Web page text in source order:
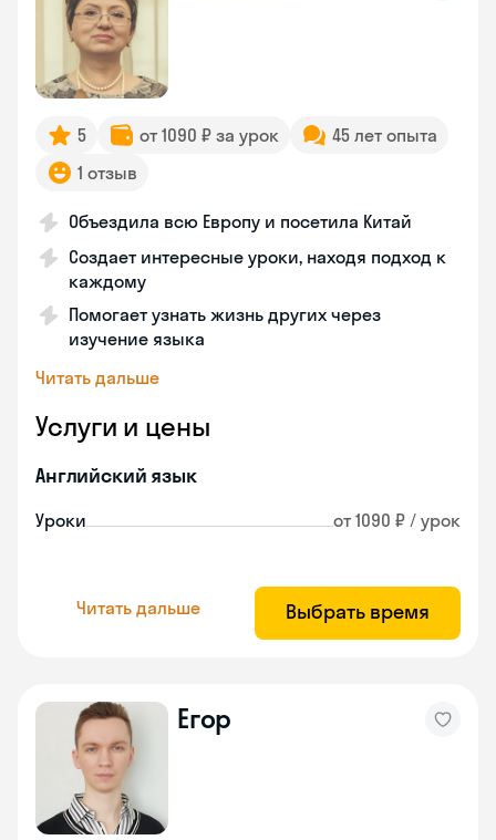
5 от 1090 ₽ за урок
45 лет опыта
1 отзыв
Объездила всю Европу и посетила Китай
Создает интересные уроки, находя подход к
каждому
Помогает узнать жизнь других через
изучение языка
Читать дальше
Услуги и цены
Английский язык
Уроки от 1090 ₽ / урок
Читать дальше Выбрать время
Егор